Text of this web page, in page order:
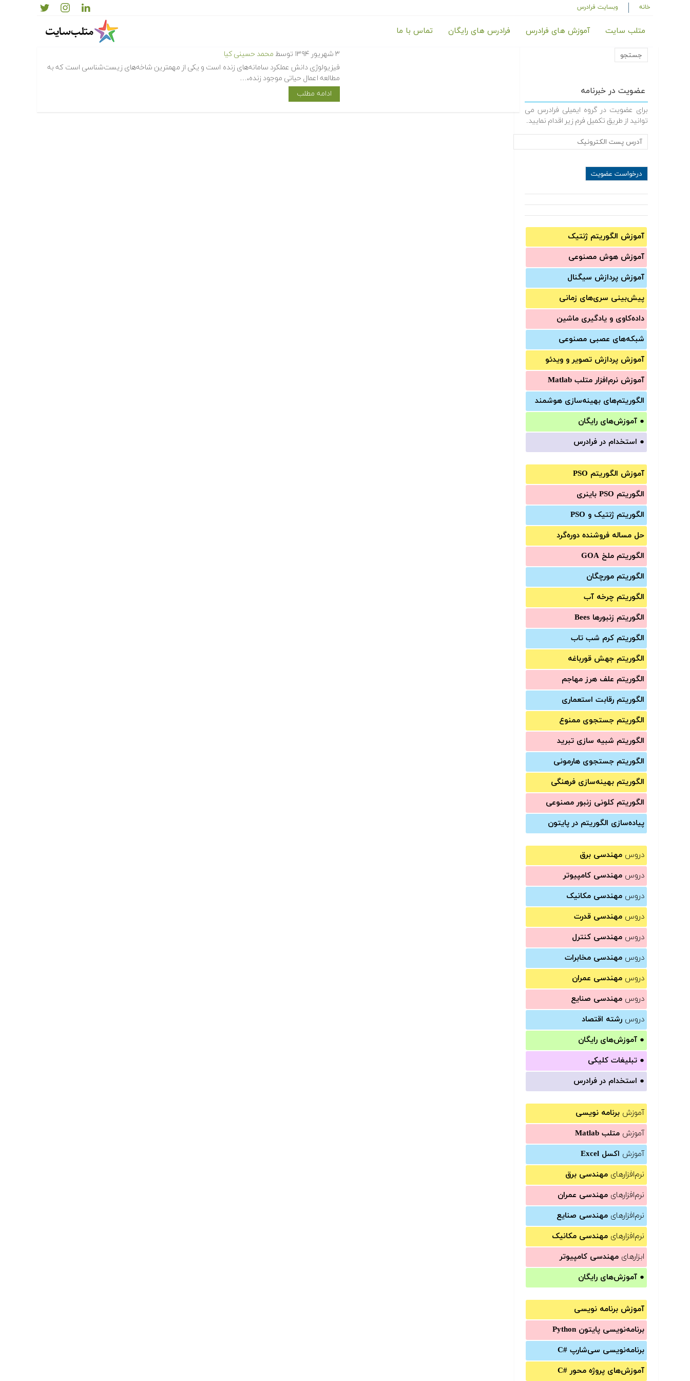
خانه وبسایت فرادرس
متلب سایت آموزش های فرادرس فرادرس های رایگان تماس با ما
عضویت در خبرنامه
برای عضویت در گروه ایمیلی فرادرس می
توانید از طریق تکمیل فرم زیر اقدام نمایید.
آموزش الگوریتم ژنتیک
آموزش‌ هوش مصنوعی
آموزش‌ پردازش سیگنال
پیش‌‌بینی سری‌‌های زمانی
داده‌کاوی و یادگیری ماشین
شبکه‌های عصبی مصنوعی
آموزش‌ پردازش تصویر و ویدئو
آموزش‌ نرم‌افزار متلب Matlab
الگوریتم‌های بهینه‌سازی هوشمند
● آموزش‌های رایگان
● استخدام در فرادرس
آموزش الگوریتم PSO
الگوریتم PSO باینری
الگوریتم ژنتیک و PSO
حل مساله فروشنده دوره‌گرد
الگوریتم ملخ GOA
الگوریتم مورچگان
الگوریتم چرخه آب
الگوریتم زنبورها Bees
الگوریتم کرم شب تاب
الگوریتم جهش قورباغه
الگوریتم علف هرز مهاجم
الگوریتم رقابت استعماری
الگوریتم جستجوی ممنوع
الگوریتم شبیه سازی تبرید
الگوریتم جستجوی هارمونی
الگوریتم بهینه‌سازی فرهنگی
الگوریتم کلونی زنبور مصنوعی
پیاده‌سازی الگوریتم در پایتون
دروس مهندسی برق
دروس مهندسی کامپیوتر
دروس مهندسی مکانیک
دروس مهندسی قدرت
دروس مهندسی کنترل
دروس مهندسی مخابرات
دروس مهندسی عمران
دروس مهندسی صنایع
دروس رشته اقتصاد
● آموزش‌های رایگان
● تبلیغات کلیکی
● استخدام در فرادرس
آموزش برنامه نویسی
آموزش متلب Matlab
آموزش اکسل Excel
نرم‌افزارهای مهندسی برق
نرم‌افزارهای مهندسی عمران
نرم‌افزارهای مهندسی صنایع
نرم‌افزارهای مهندسی مکانیک
ابزارهای مهندسی کامپیوتر
● آموزش‌های رایگان
آموزش برنامه نویسی
برنامه‌نویسی پایتون Python
برنامه‌‌نویسی سی‌شارپ C#‎
آموزش‌های پروژه محور #C
۳ شهریور ۱۳۹۴ توسط محمد حسینی کیا
فیزیولوژی دانش عملکرد سامانه‌های زنده است و یکی از مهمترین شاخه‌های زیست‌شناسی است که به
مطالعه اعمال حیاتی موجود زنده،…
ادامه مطلب